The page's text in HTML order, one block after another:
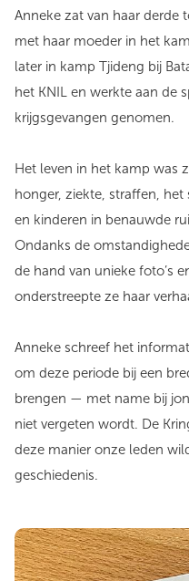
Anneke zat van haar derde
met haar moeder in het
later in kamp Tjideng bij
het KNIL en werkte aan de
krijgsgevangen genomen.
Het leven in het kamp was
honger, ziekte, straffen,
en kinderen in benauwde
Ondanks de
de hand van unieke foto’s
onderstreepte ze haar
Anneke schreef het
om deze periode bij een
brengen — met name bij
niet vergeten wordt. De
deze manier onze leden
geschiedenis.